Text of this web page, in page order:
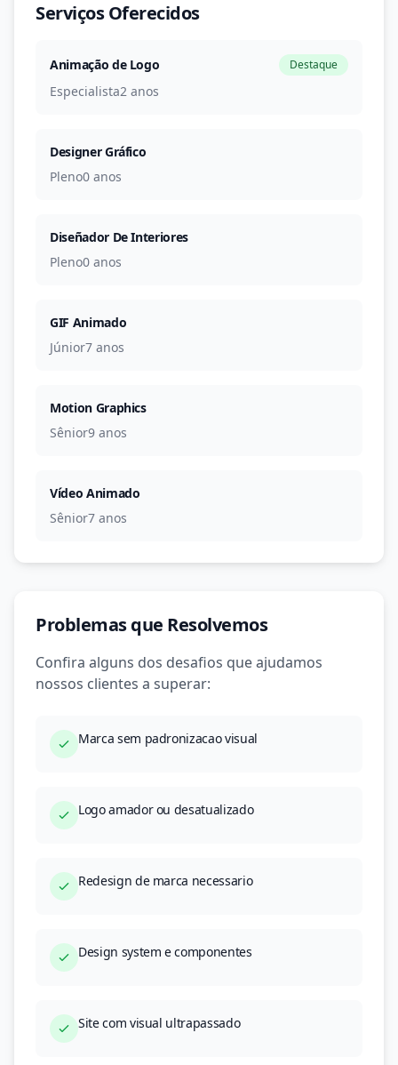
Serviços Oferecidos
Animação de Logo Destaque
Especialista2 anos
Designer Gráfico
Pleno0 anos
Diseñador De Interiores
Pleno0 anos
GIF Animado
Júnior7 anos
Motion Graphics
Sênior9 anos
Vídeo Animado
Sênior7 anos
Problemas que Resolvemos
Confira alguns dos desafios que ajudamos
nossos clientes a superar:
Marca sem padronizacao visual
Logo amador ou desatualizado
Redesign de marca necessario
Design system e componentes
Site com visual ultrapassado